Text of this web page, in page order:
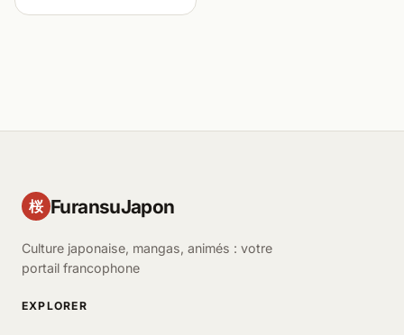
桜 FuransuJapon
Culture japonaise, mangas, animés : votre
portail francophone
EXPLORER